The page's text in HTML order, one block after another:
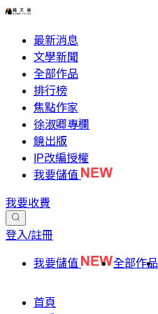
最新消息
文學新聞
全部作品
排行榜
焦點作家
徐淑卿專欄
鏡出版
IP改編授權
我要儲值
我要收費
登入/註冊
我要儲值 全部作品
首頁